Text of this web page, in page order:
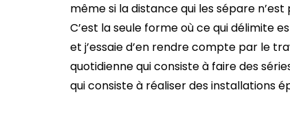
même si la distance qui les sépare
C’est la seule forme où ce qui délimite
et j’essaie d’en rendre compte par le
quotidienne qui consiste à faire des
qui consiste à réaliser des installations